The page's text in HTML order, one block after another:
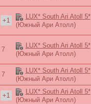
+1
LUX* South Ari Atoll 5*
(Южный Ари Атолл)
7
LUX* South Ari Atoll 5*
(Южный Ари Атолл)
7
LUX* South Ari Atoll 5*
(Южный Ари Атолл)
+1
LUX* South Ari Atoll 5*
(Южный Ари Атолл)